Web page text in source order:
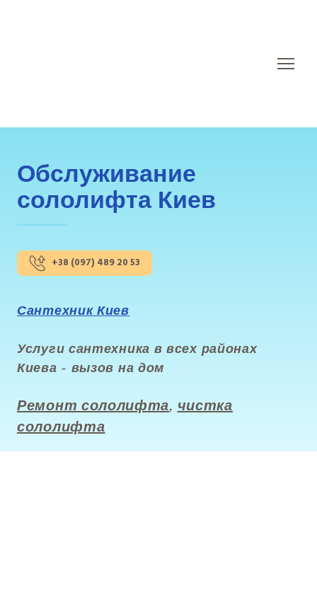
Обслуживание
сололифта Киев
+38 (097) 489 20 53
Сантехник Киев
Услуги сантехника в всех районах
Киева - вызов на дом
Ремонт сололифта, чистка
сололифта